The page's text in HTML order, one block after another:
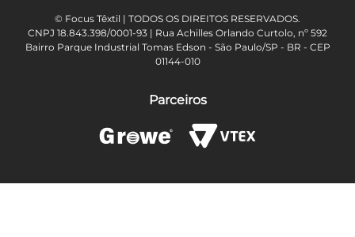
© Focus Têxtil | TODOS OS DIREITOS RESERVADOS.
CNPJ 18.843.398/0001-93 | Rua Achilles Orlando Curtolo, nº 592
Bairro Parque Industrial Tomas Edson - São Paulo/SP - BR - CEP
01144-010
Parceiros